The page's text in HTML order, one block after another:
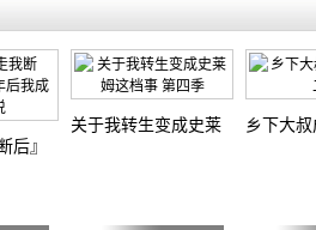
后』，于是10年后我成为了传说
关于我转生变成史莱姆这档事 第
乡下大叔